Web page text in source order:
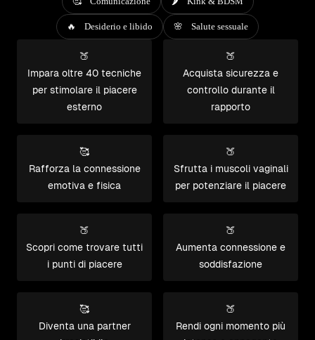
🔥 Desiderio e libido 🌸 Salute sessuale
🍑
Impara oltre 40 tecniche
per stimolare il piacere
esterno
🍑
Acquista sicurezza e
controllo durante il
rapporto
🥰
Rafforza la connessione
emotiva e fisica
🍑
Sfrutta i muscoli vaginali
per potenziare il piacere
🍑
Scopri come trovare tutti
i punti di piacere
🍑
Aumenta connessione e
soddisfazione
🥰
Diventa una partner
🍑
Rendi ogni momento più